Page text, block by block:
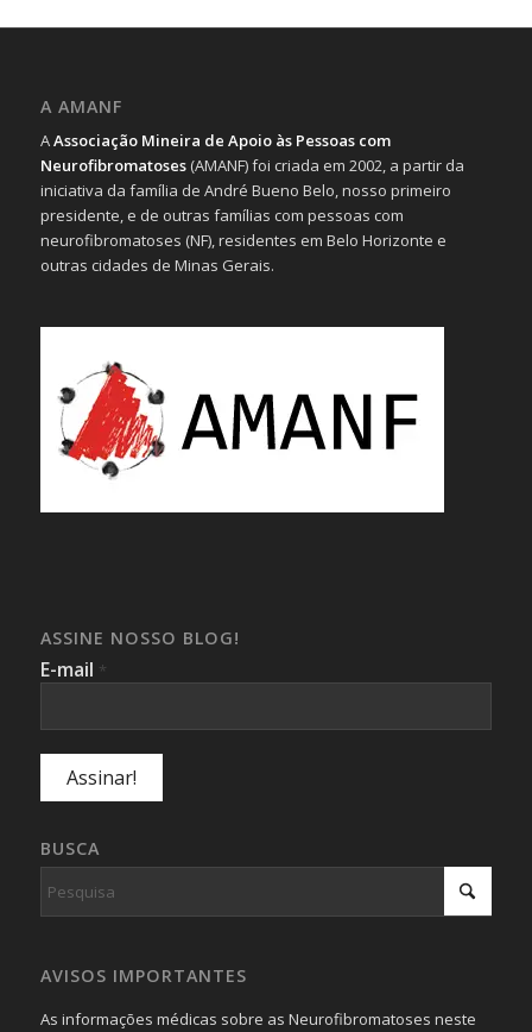
A AMANF
AAssociação Mineira de Apoio às Pessoas com
Neurofibromatoses(AMANF) foi criada em 2002, a partir da
iniciativa da família de André Bueno Belo, nosso primeiro
presidente, e de outras famílias com pessoas com
neurofibromatoses (NF), residentes em Belo Horizonte e
outras cidades de Minas Gerais.
ASSINE NOSSO BLOG!
E-mail *
BUSCA
AVISOS IMPORTANTES
As informações médicas sobre as Neurofibromatoses neste